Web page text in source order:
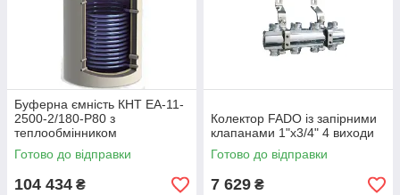
Буферна ємність КНТ ЕА-11-
2500-2/180-P80 з
теплообмінником
Готово до відправки
104 434 ₴
Колектор FADO із запірними
клапанами 1"х3/4" 4 виходи
Готово до відправки
7 629 ₴